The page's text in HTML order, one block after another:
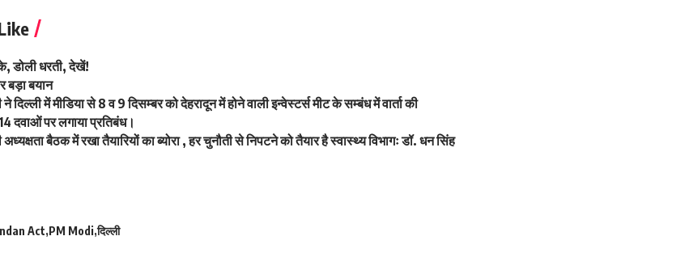
डोली धरती, देखें!
बड़ा बयान
दिल्ली में मीडिया से 8 व 9 दिसम्बर को देहरादून में होने वाली इन्वेस्टर्स मीट के सम्बंध में वार्ता की
दवाओं पर लगाया प्रतिबंध।
बैठक में रखा तैयारियों का ब्योरा , हर चुनौती से निपटने को तैयार है स्वास्थ्य विभागः डॉ. धन सिंह
Act PM Modi दिल्ली